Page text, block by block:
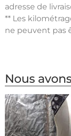
adresse de
** Les
ne peuvent pas
Nous